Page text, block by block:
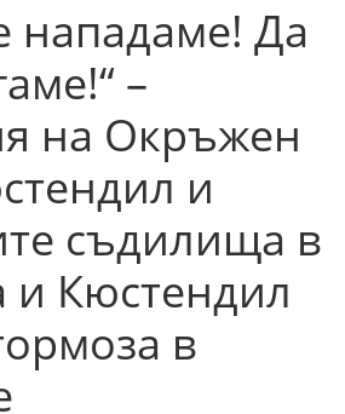
нападаме! Да
–
на Окръжен
и
съдилища в
и Кюстендил
в